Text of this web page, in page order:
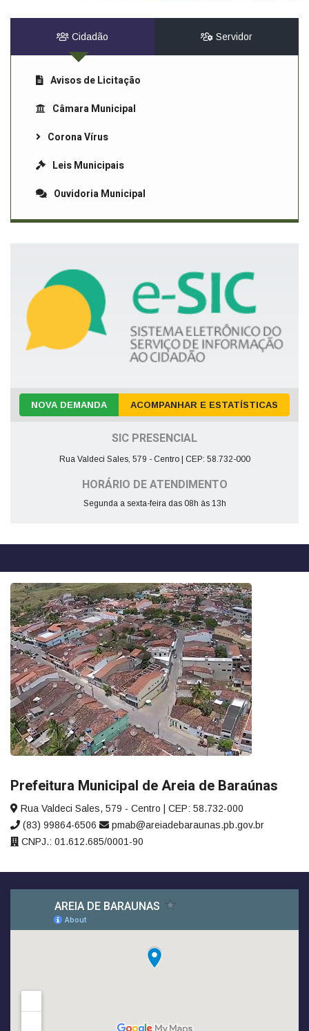
Cidadão Servidor
Avisos de Licitação
Câmara Municipal
Corona Vírus
Leis Municipais
Ouvidoria Municipal
NOVA DEMANDA ACOMPANHAR E ESTATÍSTICAS
SIC PRESENCIAL
Rua Valdeci Sales, 579 - Centro | CEP: 58.732-000
HORÁRIO DE ATENDIMENTO
Segunda a sexta-feira das 08h às 13h
Prefeitura Municipal de Areia de Baraúnas
Rua Valdeci Sales, 579 - Centro | CEP: 58.732-000
(83) 99864-6506
pmab@areiadebaraunas.pb.gov.br
CNPJ.: 01.612.685/0001-90